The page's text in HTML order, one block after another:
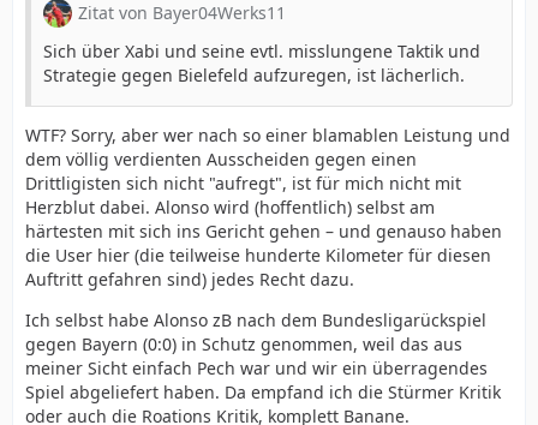
Zitat von Bayer04Werks11
Sich über Xabi und seine evtl. misslungene Taktik und
Strategie gegen Bielefeld aufzuregen, ist lächerlich.
WTF? Sorry, aber wer nach so einer blamablen Leistung und
dem völlig verdienten Ausscheiden gegen einen
Drittligisten sich nicht "aufregt", ist für mich nicht mit
Herzblut dabei. Alonso wird (hoffentlich) selbst am
härtesten mit sich ins Gericht gehen – und genauso haben
die User hier (die teilweise hunderte Kilometer für diesen
Auftritt gefahren sind) jedes Recht dazu.
Ich selbst habe Alonso zB nach dem Bundesligarückspiel
gegen Bayern (0:0) in Schutz genommen, weil das aus
meiner Sicht einfach Pech war und wir ein überragendes
Spiel abgeliefert haben. Da empfand ich die Stürmer Kritik
oder auch die Roations Kritik, komplett Banane.